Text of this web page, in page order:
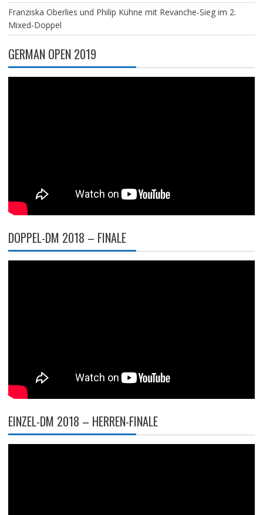
Franziska Oberlies und Philip Kühne mit Revanche-Sieg im 2.
Mixed-Doppel
GERMAN OPEN 2019
DOPPEL-DM 2018 – FINALE
EINZEL-DM 2018 – HERREN-FINALE